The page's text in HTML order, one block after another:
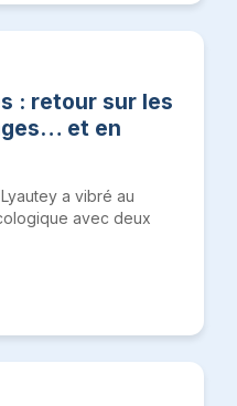
: retour sur les
et en
a vibré au
avec deux